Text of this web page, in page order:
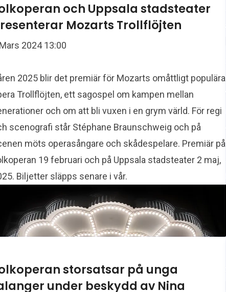
och Uppsala stadsteater
Mozarts Trollflöjten
2024 13:00
2025 blir det premiär för Mozarts omåttligt populära
Trollflöjten, ett sagospel om kampen mellan
och om att bli vuxen i en grym värld. För regi
scenografi står Stéphane Braunschweig och på
möts operasångare och skådespelare. Premiär på
19 februari och på Uppsala stadsteater 2 maj,
Biljetter släpps senare i vår.
storsatsar på unga
under beskydd av Nina